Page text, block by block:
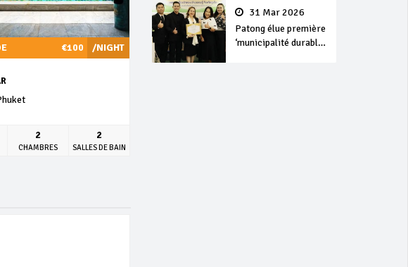
séjour31 Mar 2026
Patong élue première
‘municipalité durable’
/NIGHT
€100
2
CHAMBRES
2
SALLES DE BAIN